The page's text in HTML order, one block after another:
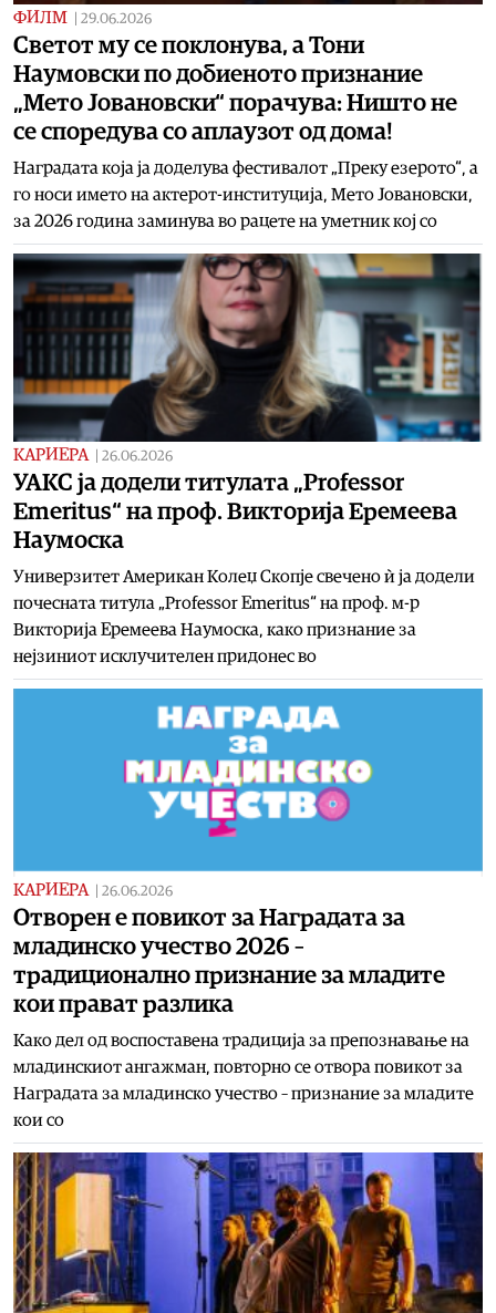
ФИЛМ 29.06.2026
Светот му се поклонува, а Тони
Наумовски по добиеното признание
„Мето Јовановски“ порачува: Ништо не
се споредува со аплаузот од дома!
Наградата која ја доделува фестивалот „Преку езерото“, а
го носи името на актерот-институција, Мето Јовановски,
за 2026 година заминува во рацете на уметник кој со
КАРИЕРА 26.06.2026
УАКС ја додели титулата „Professor
Emeritus“ на проф. Викторија Еремеева
Наумоска
Универзитет Американ Колеџ Скопје свечено ѝ ја додели
почесната титула „Professor Emeritus“ на проф. м-р
Викторија Еремеева Наумоска, како признание за
нејзиниот исклучителен придонес во
КАРИЕРА 26.06.2026
Отворен е повикот за Наградата за
младинско учество 2026 –
традиционално признание за младите
кои прават разлика
Како дел од воспоставена традиција за препознавање на
младинскиот ангажман, повторно се отвора повикот за
Наградата за младинско учество – признание за младите
кои со